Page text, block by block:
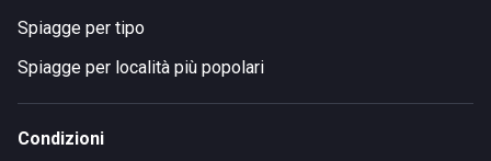
Spiagge per tipo
Spiagge per località più popolari
Condizioni